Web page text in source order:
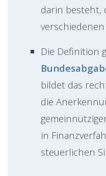
darin besteht,
Die Definition
bildet das
die
in
steuerlichen